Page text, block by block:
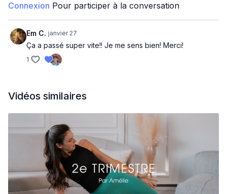
Soyez attentive aux symptômes tel que les fuites
urinaires/fécales, pression dans le vagin, coning ou doming
sur le ventre.
Connexion Pour participer à la conversation
Em C. janvier 27
Ça a passé super vite!! Je me sens bien! Merci!
1
Vidéos similaires